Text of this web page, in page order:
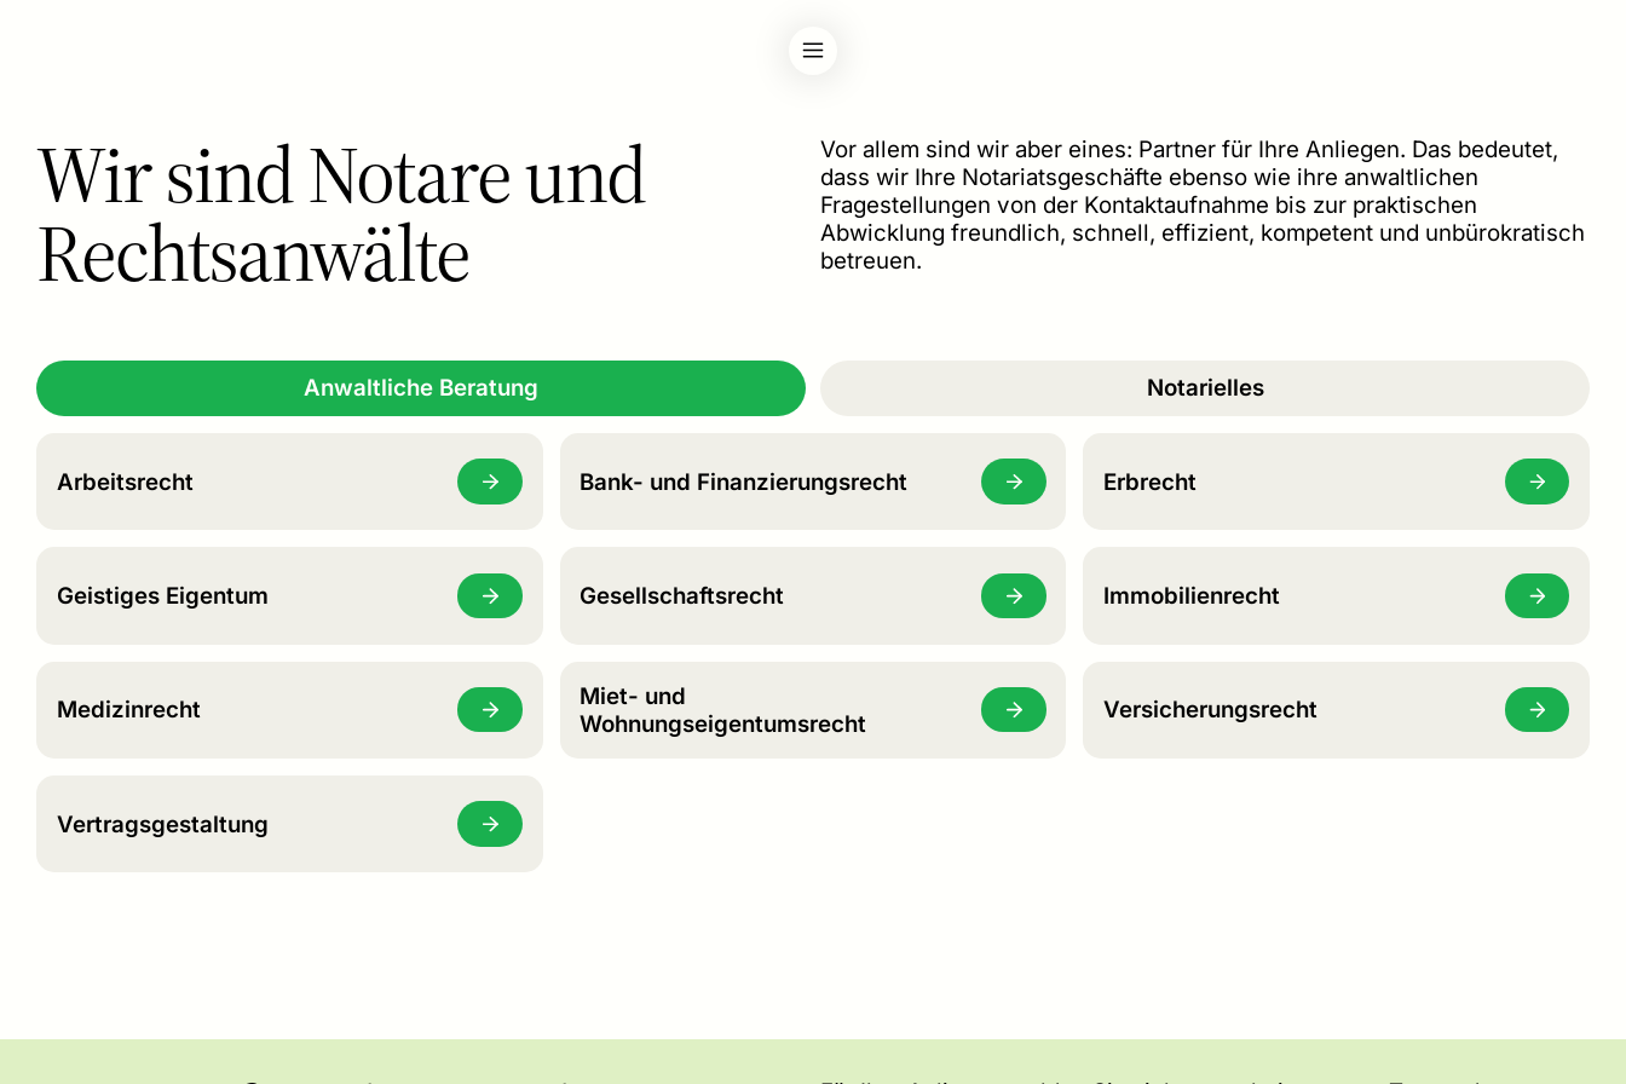
Wir sind Notare und
Rechtsanwälte
Vor allem sind wir aber eines: Partner für Ihre Anliegen. Das bedeutet,
dass wir Ihre Notariatsgeschäfte ebenso wie ihre anwaltlichen
Fragestellungen von der Kontaktaufnahme bis zur praktischen
Abwicklung freundlich, schnell, effizient, kompetent und unbürokratisch
betreuen.
Anwaltliche Beratung Notarielles
Arbeitsrecht Bank- und Finanzierungsrecht Erbrecht
Geistiges Eigentum Gesellschaftsrecht Immobilienrecht
Medizinrecht
Miet- und
Wohnungseigentumsrecht
Versicherungsrecht
Vertragsgestaltung